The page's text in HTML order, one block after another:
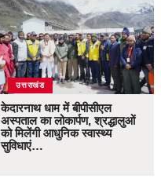
उत्तराखंड
केदारनाथ धाम में बीपीसीएल
अस्पताल का लोकार्पण, श्रद्धालुओं
को मिलेंगी आधुनिक स्वास्थ्य
सुविधाएं…